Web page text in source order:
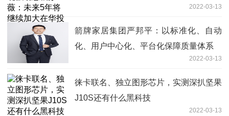
2022-03-13
箭牌家居集团严邦平：以标准化、自动
化、用户中心化、平台化保障质量体系
2022-03-13
徕卡联名、独立图形芯片，实测深扒坚果
J10S还有什么黑科技
2022-03-13